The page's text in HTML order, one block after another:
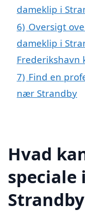
dameklip i
6) Oversigt
dameklip i
Frederikshavn
7) Find en
nær Strandby
Hvad
speciale